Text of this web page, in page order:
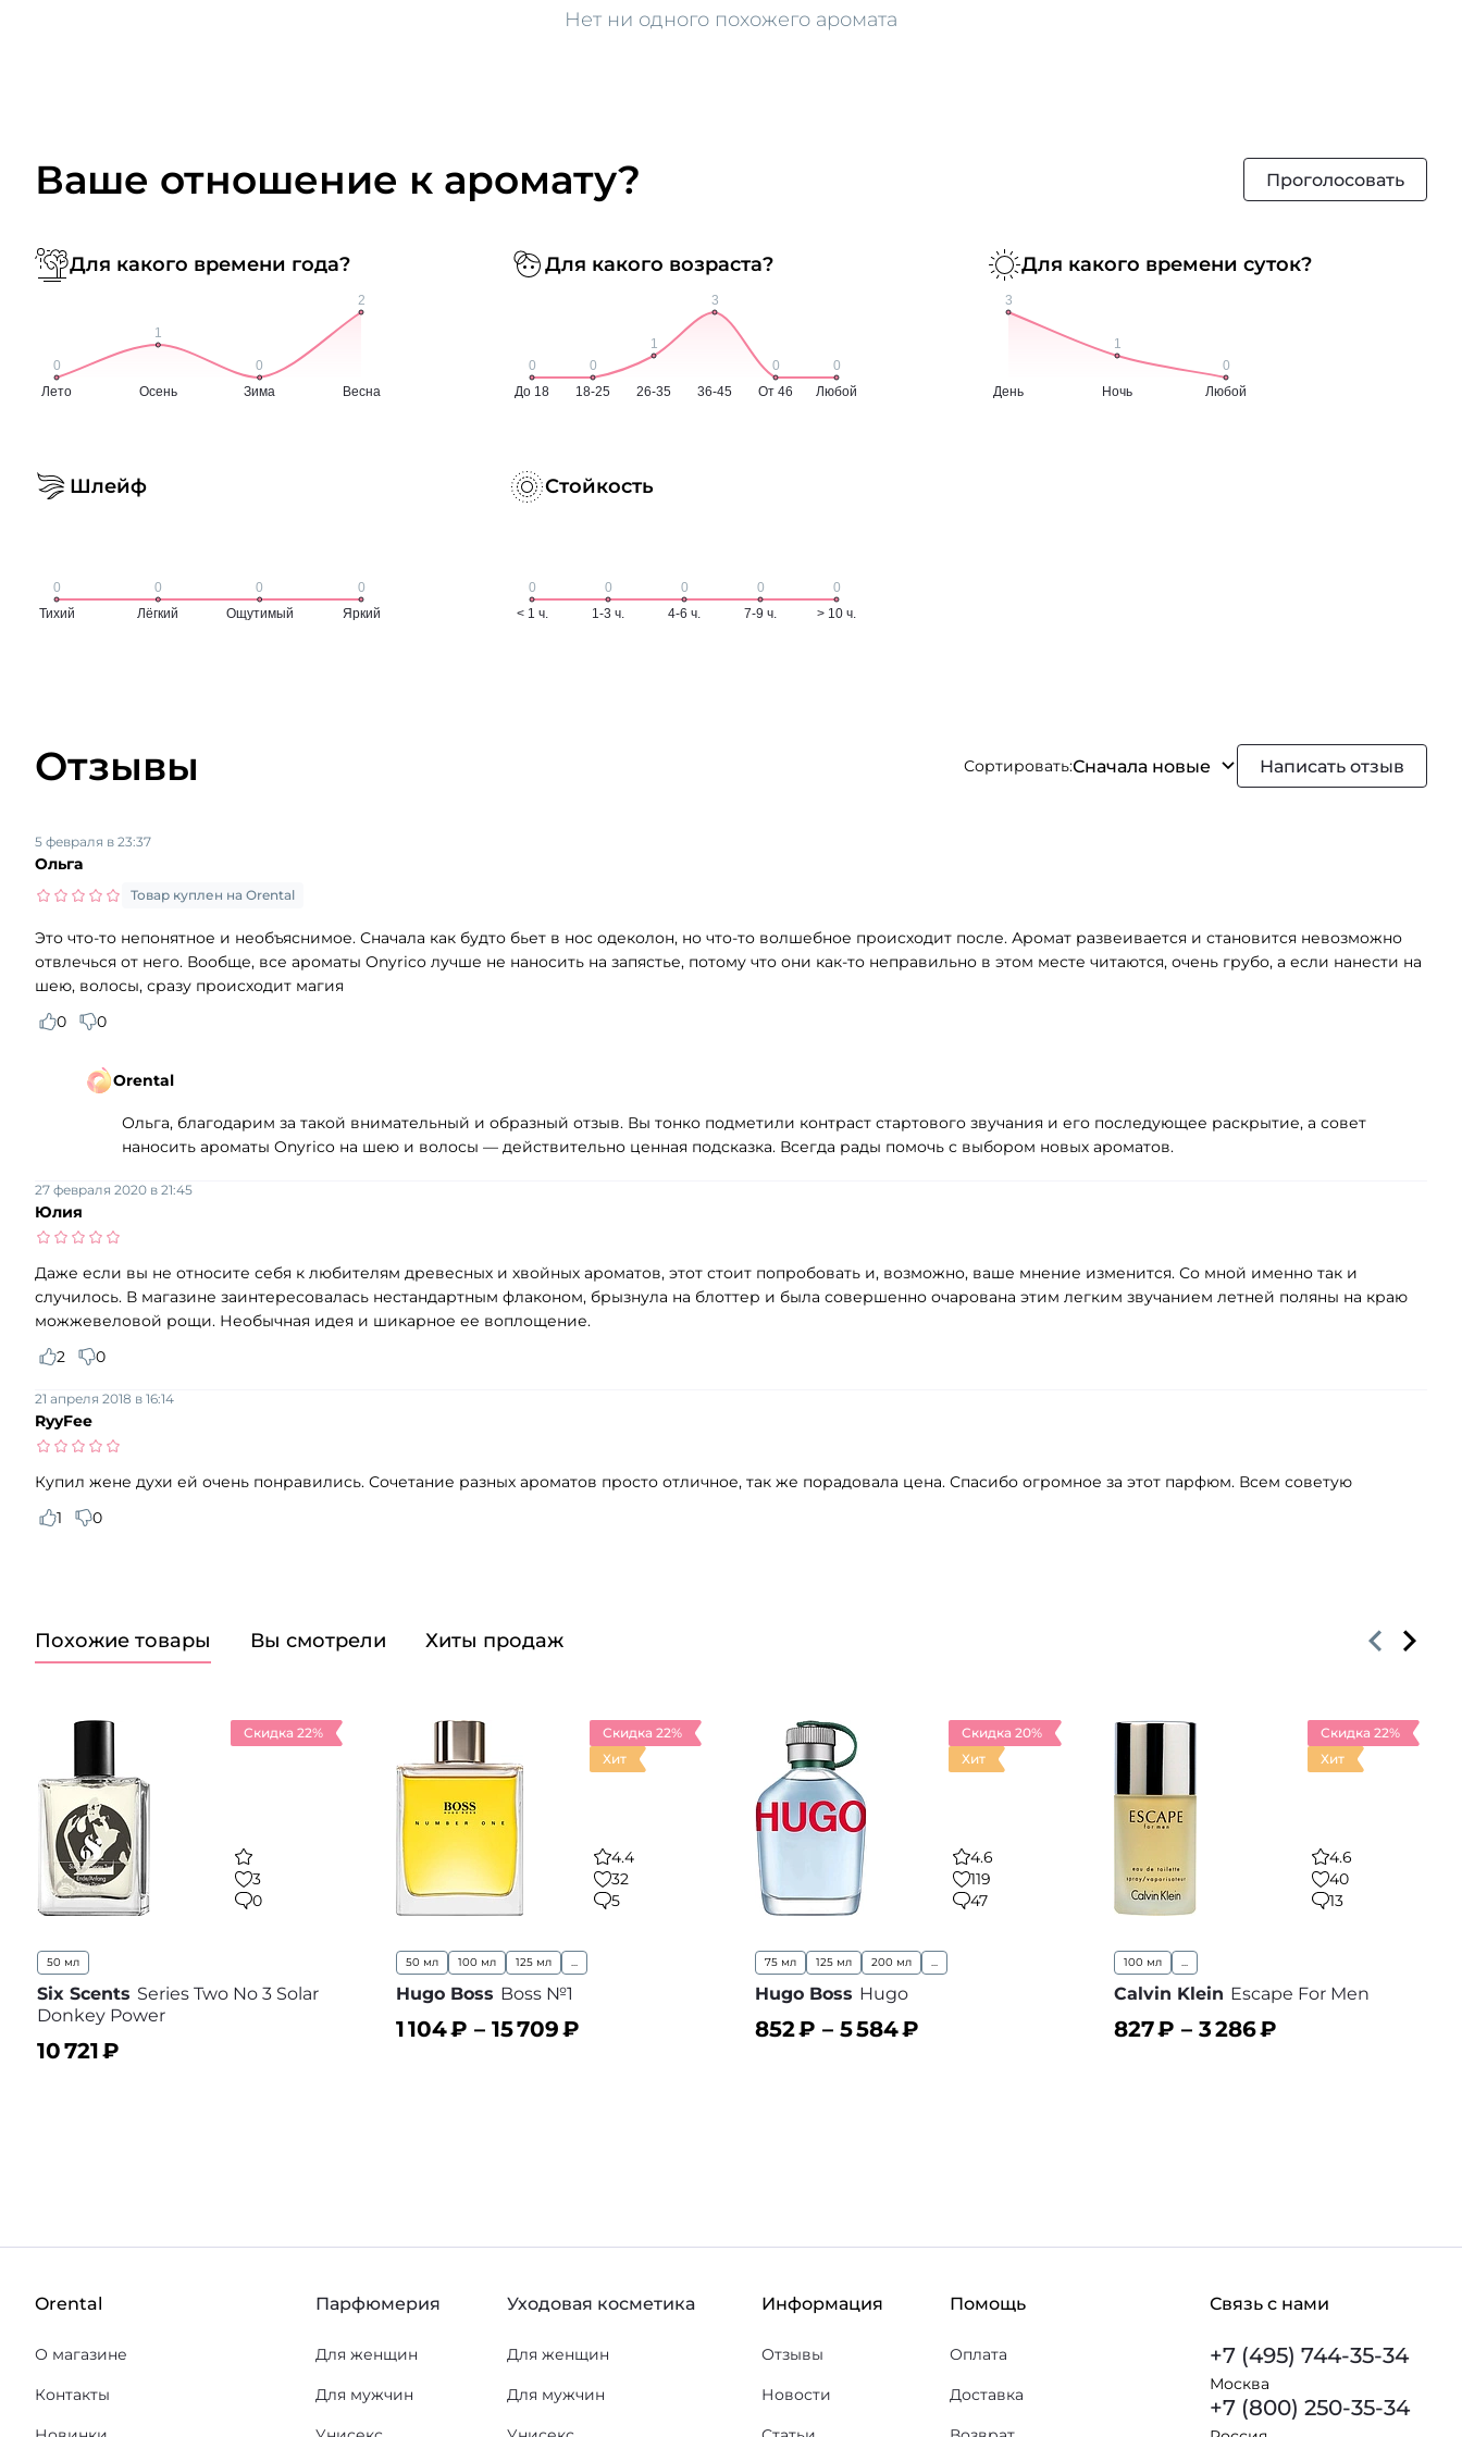
Нет ни одного похожего аромата
Ваше отношение к аромату? Проголосовать
Для какого времени года? Для какого возраста? Для какого времени суток?
Шлейф Стойкость
Отзывы Сортировать:Сначала новые Написать отзыв
Ольга
5 февраля в 23:37
Товар куплен на Orental
Это что-то непонятное и необъяснимое. Сначала как будто бьет в нос одеколон, но что-то волшебное происходит после. Аромат развеивается и становится невозможно
отвлечься от него. Вообще, все ароматы Onyrico лучше не наносить на запястье, потому что они как-то неправильно в этом месте читаются, очень грубо, а если нанести на
шею, волосы, сразу происходит магия
0
0
Orental
Ольга, благодарим за такой внимательный и образный отзыв. Вы тонко подметили контраст стартового звучания и его последующее раскрытие, а совет
наносить ароматы Onyrico на шею и волосы — действительно ценная подсказка. Всегда рады помочь с выбором новых ароматов.
Юлия
27 февраля 2020 в 21:45
Даже если вы не относите себя к любителям древесных и хвойных ароматов, этот стоит попробовать и, возможно, ваше мнение изменится. Со мной именно так и
случилось. В магазине заинтересовалась нестандартным флаконом, брызнула на блоттер и была совершенно очарована этим легким звучанием летней поляны на краю
можжевеловой рощи. Необычная идея и шикарное ее воплощение.
2
0
RyyFee
21 апреля 2018 в 16:14
Купил жене духи ей очень понравились. Сочетание разных ароматов просто отличное, так же порадовала цена. Спасибо огромное за этот парфюм. Всем советую
1
0
Похожие товары Вы смотрели Хиты продаж
Скидка 22%
3
0
50 мл
Six Scents Series Two No 3 Solar
Donkey Power
10 721₽
Скидка 22%
Хит
4.4
32
5
50 мл 100 мл 125 мл ...
Hugo Boss Boss №1
1 104₽ – 15 709₽
Скидка 20%
Хит
4.6
119
47
75 мл 125 мл 200 мл ...
Hugo Boss Hugo
852₽ – 5 584₽
Скидка 22%
Хит
4.6
40
13
100 мл ...
Calvin Klein Escape For Men
827₽ – 3 286₽
Orental
О магазине
Контакты
Парфюмерия
Для женщин
Для мужчин
Уходовая косметика
Для женщин
Для мужчин
Информация
Отзывы
Новости
Помощь
Оплата
Доставка
Связь с нами
+7 (495) 744-35-34
Москва
+7 (800) 250-35-34